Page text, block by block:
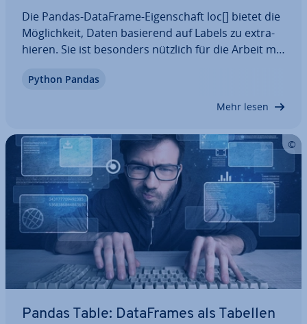
Die Pandas-DataFrame-Ei­gen­schaft loc[] bietet die
Mög­lich­keit, Daten basierend auf Labels zu ex­tra­
hie­ren. Sie ist besonders nützlich für die Arbeit mit
Spalten nicht immer vor­her­seh­bar ist. Erfahren Sie
Python Pandas
Mehr lesen
Pandas Table: Da­ta­Frames als Tabellen